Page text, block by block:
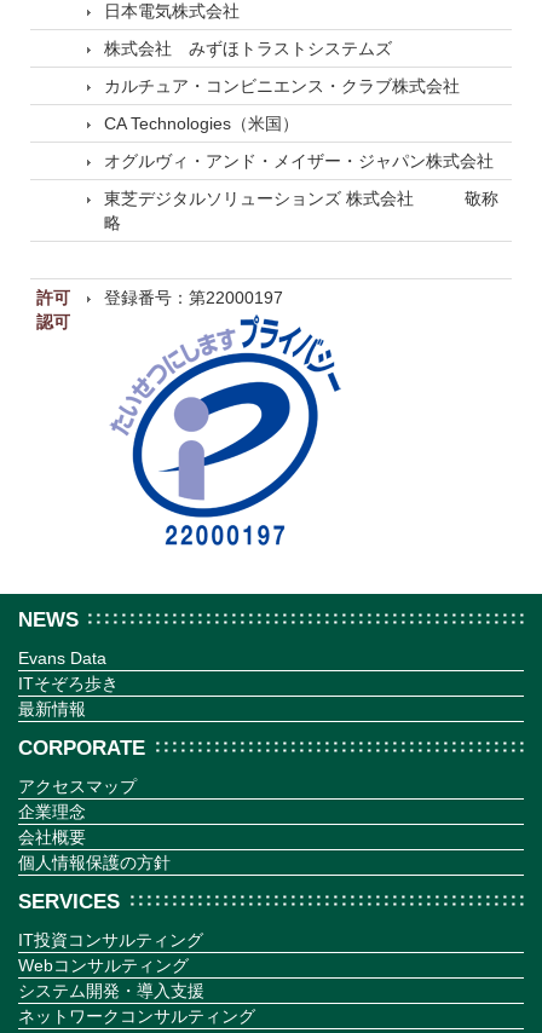
日本電気株式会社
株式会社 みずほトラストシステムズ
カルチュア・コンビニエンス・クラブ株式会社
CA Technologies（米国）
オグルヴィ・アンド・メイザー・ジャパン株式会社
東芝デジタルソリューションズ 株式会社 敬称
略
許可
認可
登録番号：第22000197
NEWS
Evans Data
ITそぞろ歩き
最新情報
CORPORATE
アクセスマップ
企業理念
会社概要
個人情報保護の方針
SERVICES
IT投資コンサルティング
Webコンサルティング
システム開発・導入支援
ネットワークコンサルティング